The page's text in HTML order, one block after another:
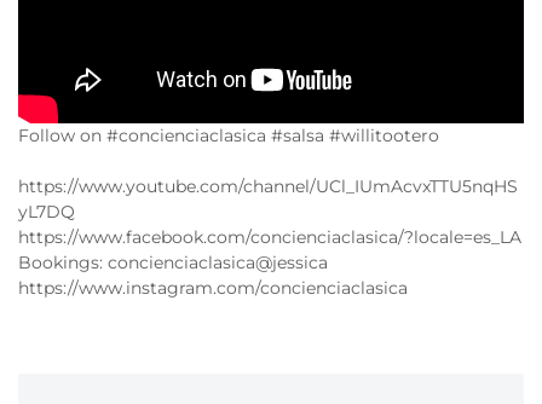
Follow on #concienciaclasica #salsa #willitootero
https://www.youtube.com/channel/UCl_IUmAcvxTTU5nqHS
yL7DQ
https://www.facebook.com/concienciaclasica/?locale=es_LA
Bookings: concienciaclasica@jessica
https://www.instagram.com/concienciaclasica